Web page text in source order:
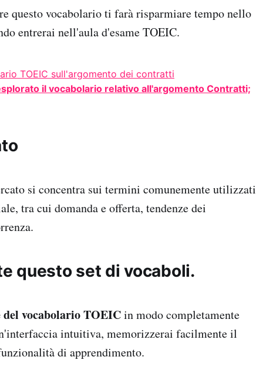
questo vocabolario ti farà risparmiare tempo nello
entrerai nell'aula d'esame TOEIC.
il vocabolario relativo all'argomento Contratti;
si concentra sui termini comunemente utilizzati
tra cui domanda e offerta, tendenze dei
questo set di vocaboli.
del vocabolario TOEICin modo completamente
intuitiva, memorizzerai facilmente il
di apprendimento.